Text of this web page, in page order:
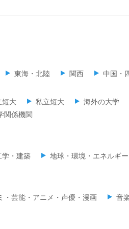
東海・北陸 関西 中国・
短大 私立短大 海外の大学
関係機関
学・建築 地球・環境・エネルギー
・芸能・アニメ・声優・漫画 音